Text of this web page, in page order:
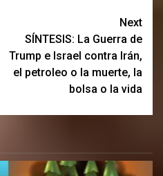
Next
SÍNTESIS: La Guerra de
Trump e Israel contra Irán,
el petroleo o la muerte, la
bolsa o la vida